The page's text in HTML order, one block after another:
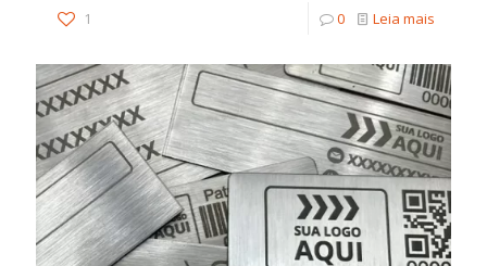
1 0 Leia mais